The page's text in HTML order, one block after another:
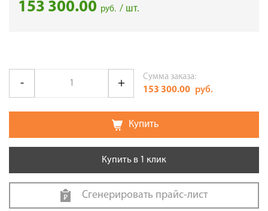
153 300.00 руб. / шт.
Сумма заказа:
153 300.00 руб.
Купить
Купить в 1 клик
Сгенерировать прайс-лист